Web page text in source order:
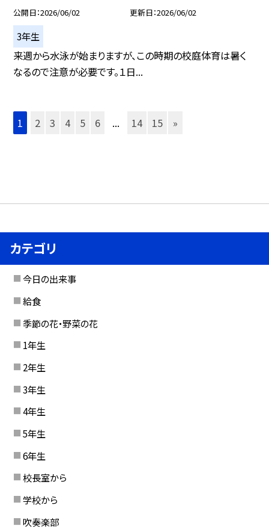
公開日 2026/06/02 更新日 2026/06/02
3年生
来週から水泳が始まりますが、この時期の校庭体育は暑く
なるので注意が必要です。１日...
1 2 3 4 5 6 ... 14 15 »
カテゴリ
今日の出来事
給食
季節の花・野菜の花
1年生
2年生
3年生
4年生
5年生
6年生
校長室から
学校から
吹奏楽部